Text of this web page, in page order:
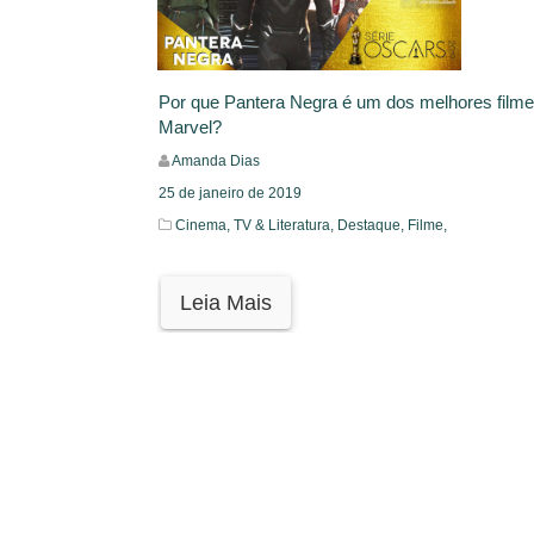
Por que Pantera Negra é um dos melhores
Marvel?
Amanda Dias
25 de janeiro de 2019
Cinema, TV & Literatura, Destaque, Filme,
Leia Mais